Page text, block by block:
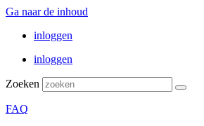
Ga naar de inhoud
inloggen
inloggen
Zoeken
FAQ